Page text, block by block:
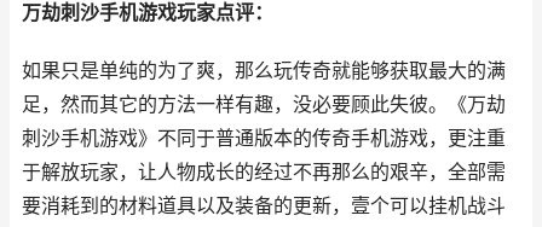
万劫刺沙手机游戏玩家点评：
如果只是单纯的为了爽，那么玩传奇就能够获取最大的满
足，然而其它的方法一样有趣，没必要顾此失彼。《万劫
刺沙手机游戏》不同于普通版本的传奇手机游戏，更注重
于解放玩家，让人物成长的经过不再那么的艰辛，全部需
要消耗到的材料道具以及装备的更新，壹个可以挂机战斗